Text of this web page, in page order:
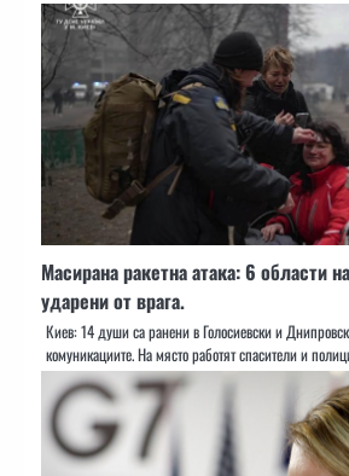
Масирана ракетна атака: 6 области
ударени от врага.
Киев: 14 души са ранени в Голосиевски и
комуникациите. На място работят спасители и